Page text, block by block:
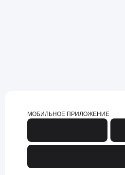
МОБИЛЬНОЕ ПРИЛОЖЕНИЕ